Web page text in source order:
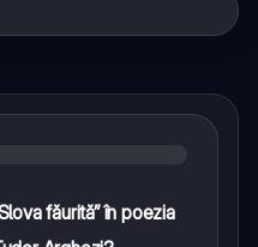
făurită” în poezia